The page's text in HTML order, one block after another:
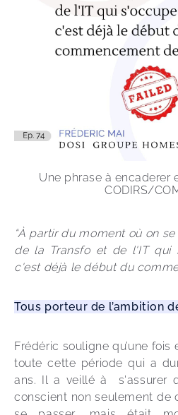
Une phrase à encaderer
CODIRS/
“À partir du moment où on
de la Transfo et de l'IT qui
c'est déjà le début du
Tous porteur de l’ambition
Frédéric souligne qu’une
toute cette période qui a
ans. Il a veillé à  s'assurer
conscient non seulement de